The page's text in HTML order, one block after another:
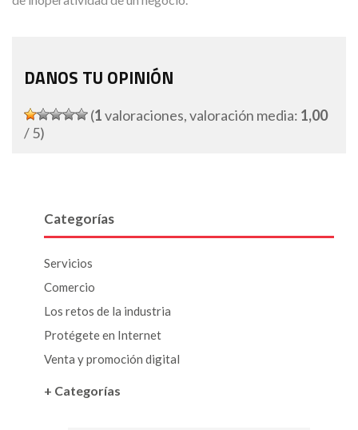
DANOS TU OPINIÓN
(1valoraciones, valoración media: 1,00
/ 5)
Categorías
Servicios
Comercio
Los retos de la industria
Protégete en Internet
Venta y promoción digital
+ Categorías